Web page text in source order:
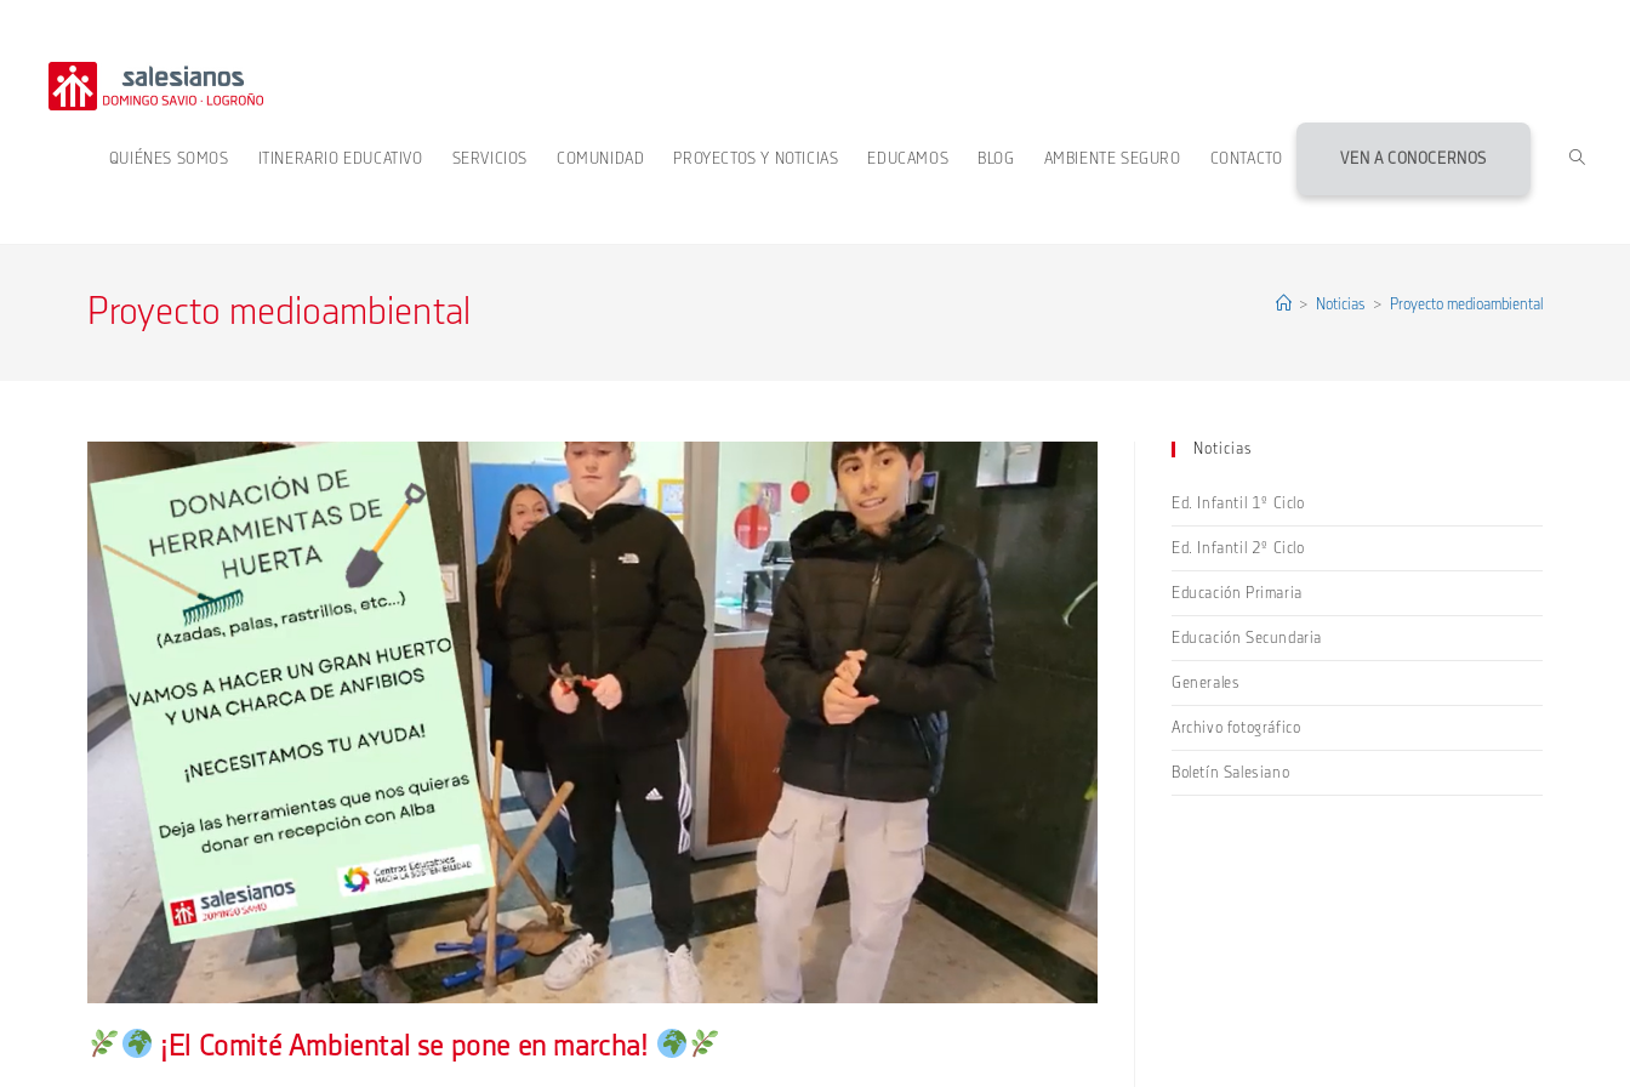
contenido
QUIÉNES SOMOS ITINERARIO EDUCATIVO SERVICIOS COMUNIDAD PROYECTOS Y NOTICIAS EDUCAMOS BLOG AMBIENTE SEGURO CONTACTO VEN A CONOCERNOS
Proyecto medioambiental > Noticias > Proyecto medioambiental
¡El Comité Ambiental se pone en marcha!
Noticias
Ed. Infantil 1º Ciclo
Ed. Infantil 2º Ciclo
Educación Primaria
Educación Secundaria
Generales
Archivo fotográfico
Boletín Salesiano